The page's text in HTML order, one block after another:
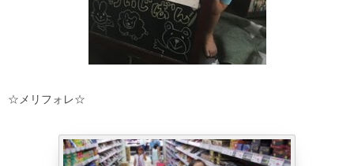
☆メリフォレ☆